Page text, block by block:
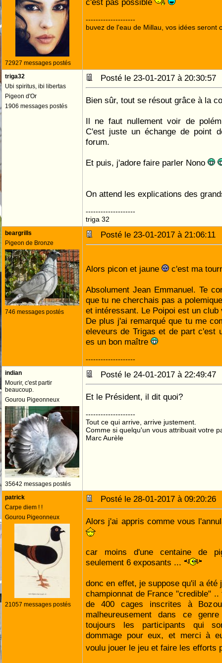
72927 messages postés
c'est pas possible
--------------------
buvez de l'eau de Millau, vos idées seront
triga32
Ubi spiritus, ibi libertas
Pigeon d'Or
1906 messages postés
Posté le 23-01-2017 à
Bien sûr, tout se résout grâce à la
Il ne faut nullement voir de
C'est juste un échange de point
forum.
Et puis, j'adore faire parler Nono
On attend les explications des
--------------------
triga 32
beargrills
Pigeon de Bronze
746 messages postés
Posté le 23-01-2017 à
Alors picon et jaune c'est ma
Absolument Jean Emmanuel. Te
que tu ne cherchais pas a
et intéressant. Le Poipoi est un
De plus j'ai remarqué que tu me
eleveurs de Trigas et de part c'est
es un bon maître
--------------------
indian
Mourir, c'est partir
beaucoup.
Gourou Pigeonneux
35642 messages postés
Posté le 24-01-2017 à
Et le Président, il dit quoi?
--------------------
Tout ce qui arrive, arrive justement.
Comme si quelqu'un vous attribuait votre
Marc Aurèle
patrick
Carpe diem ! !
Gourou Pigeonneux
21057 messages postés
Posté le 28-01-2017 à
Alors j'ai appris comme vous
car moins d'une centaine de
seulement 6 exposants ...
donc en effet, je suppose qu'il a été
championnat de France "credible"
de 400 cages inscrites à
malheureusement dans ce
toujours les participants qui
dommage pour eux, et merci à
voulu jouer le jeu et faire les efforts